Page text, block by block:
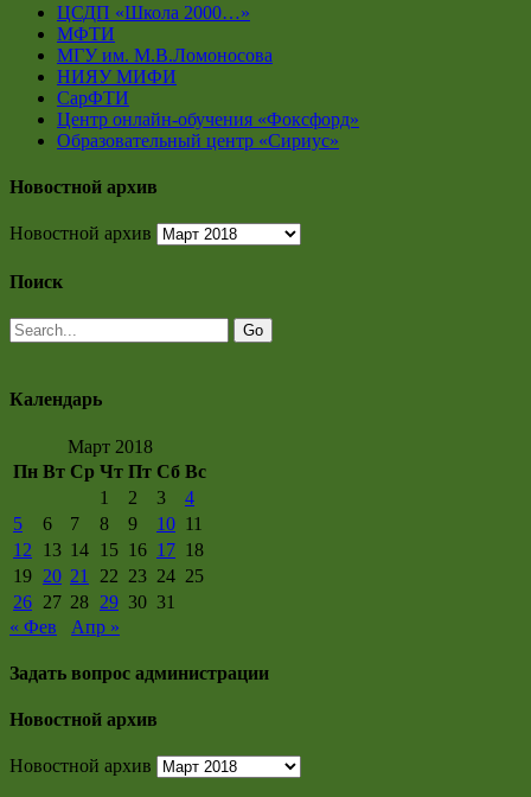
ЦСДП «Школа 2000…»
МФТИ
МГУ им. М.В.Ломоносова
НИЯУ МИФИ
СарФТИ
Центр онлайн-обучения «Фоксфорд»
Образовательный центр «Сириус»
Новостной архив
Новостной архив
Поиск
Календарь
Март 2018
Пн Вт Ср Чт Пт Сб Вс
1
2 3
4
5
6 7 8 9 10 11
12
13 14 15 16 17 18
19 20 21 22 23 24 25
26 27 28 29 30 31
« Фев
Апр »
Задать вопрос администрации
Новостной архив
Новостной архив